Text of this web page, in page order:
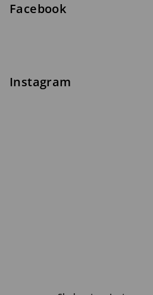
Facebook
Instagram